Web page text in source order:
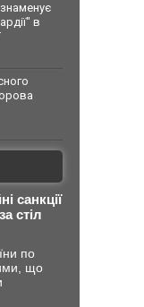
в
санкції
стіл
по
що